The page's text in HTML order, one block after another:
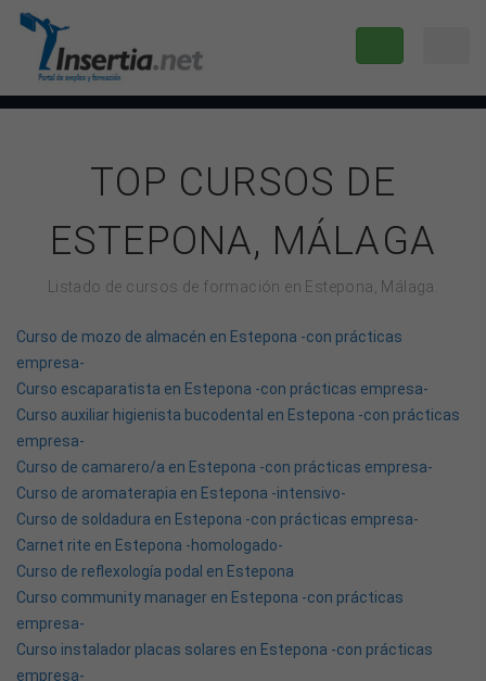
TOP CURSOS DE
ESTEPONA, MÁLAGA
Listado de cursos de formación en Estepona, Málaga.
Curso de mozo de almacén en Estepona -con prácticas
empresa-
Curso escaparatista en Estepona -con prácticas empresa-
Curso auxiliar higienista bucodental en Estepona -con prácticas
empresa-
Curso de camarero/a en Estepona -con prácticas empresa-
Curso de aromaterapia en Estepona -intensivo-
Curso de soldadura en Estepona -con prácticas empresa-
Carnet rite en Estepona -homologado-
Curso de reflexología podal en Estepona
Curso community manager en Estepona -con prácticas
empresa-
Curso instalador placas solares en Estepona -con prácticas
empresa-